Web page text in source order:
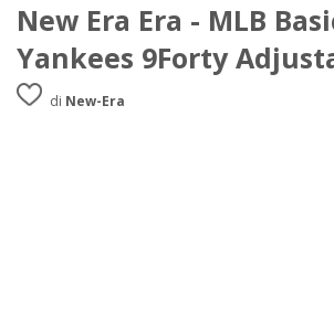
New Era Era - MLB
Yankees 9Forty
Baseball beretto da
di New-Era